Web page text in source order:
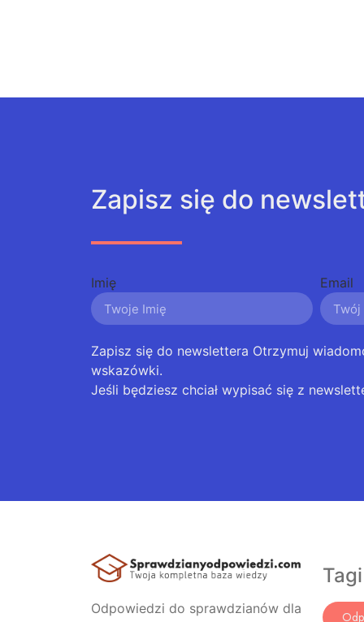
Zapisz się do
Imię Email
Zapisz się do newslettera Otrzymuj
wskazówki.
Jeśli będziesz chciał wypisać się z
Odpowiedzi do sprawdzianów dla
Tagi